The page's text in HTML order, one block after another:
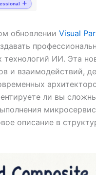
обновлении Visual
технологий ИИ. Эта
и взаимодействий,
ли вы
описание в